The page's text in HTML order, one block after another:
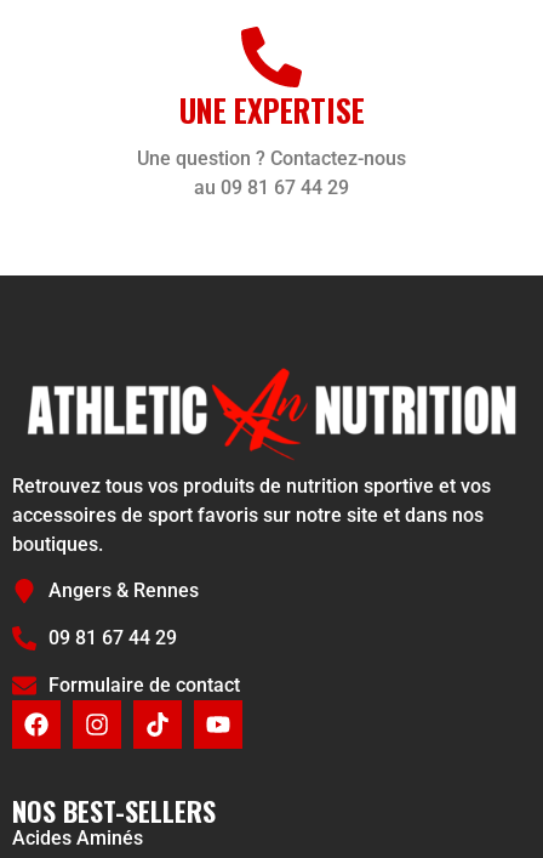
UNE EXPERTISE
Une question ? Contactez-nous
au 09 81 67 44 29
Retrouvez tous vos produits de nutrition sportive et vos
accessoires de sport favoris sur notre site et dans nos
boutiques.
Angers & Rennes
09 81 67 44 29
Formulaire de contact
NOS BEST-SELLERS
Acides Aminés